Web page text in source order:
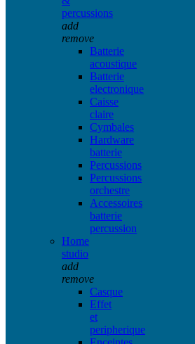
percussions
add
remove
Batterie
acoustique
Batterie
electronique
Caisse
claire
Cymbales
Hardware
batterie
Percussions
Percussions
orchestre
Accessoires
batterie
percussion
Home
studio
add
remove
Casque
Effet
et
peripherique